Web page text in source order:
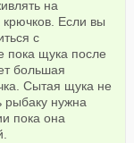
на
крючков. Если вы
с
пока щука после
большая
Сытая щука не
рыбаку нужна
пока она